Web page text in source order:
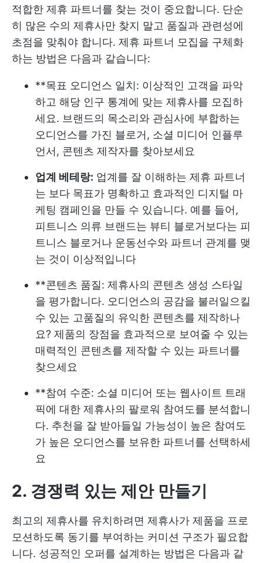
적합한 제휴 파트너를 찾는 것이 중요합니다. 단순
히 많은 수의 제휴사만 찾지 말고 품질과 관련성에
초점을 맞춰야 합니다. 제휴 파트너 모집을 구체화
하는 방법은 다음과 같습니다:
**목표 오디언스 일치: 이상적인 고객을 파악
하고 해당 인구 통계에 맞는 제휴사를 모집하
세요. 브랜드의 목소리와 관심사에 부합하는
오디언스를 가진 블로거, 소셜 미디어 인플루
언서, 콘텐츠 제작자를 찾아보세요
업계 베테랑: 업계를 잘 이해하는 제휴 파트너
는 보다 목표가 명확하고 효과적인 디지털 마
케팅 캠페인을 만들 수 있습니다. 예를 들어,
피트니스 의류 브랜드는 뷰티 블로거보다는 피
트니스 블로거나 운동선수와 파트너 관계를 맺
는 것이 이상적입니다
**콘텐츠 품질: 제휴사의 콘텐츠 생성 스타일
을 평가합니다. 오디언스의 공감을 불러일으킬
수 있는 고품질의 유익한 콘텐츠를 제작하나
요? 제품의 장점을 효과적으로 보여줄 수 있는
매력적인 콘텐츠를 제작할 수 있는 파트너를
찾으세요
**참여 수준: 소셜 미디어 또는 웹사이트 트래
픽에 대한 제휴사의 팔로워 참여도를 분석합니
다. 추천을 잘 받아들일 가능성이 높은 참여도
가 높은 오디언스를 보유한 파트너를 선택하세
요
2. 경쟁력 있는 제안 만들기
최고의 제휴사를 유치하려면 제휴사가 제품을 프로
모션하도록 동기를 부여하는 커미션 구조가 필요합
니다. 성공적인 오퍼를 설계하는 방법은 다음과 같